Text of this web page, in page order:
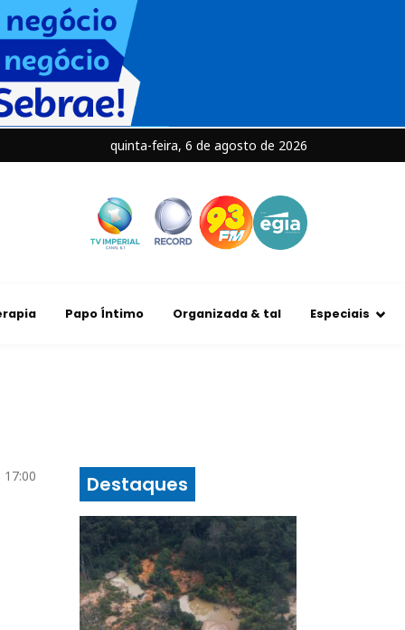
quinta-feira, 6 de agosto de 2026
Papo Íntimo Organizada & tal Especiais
Destaques